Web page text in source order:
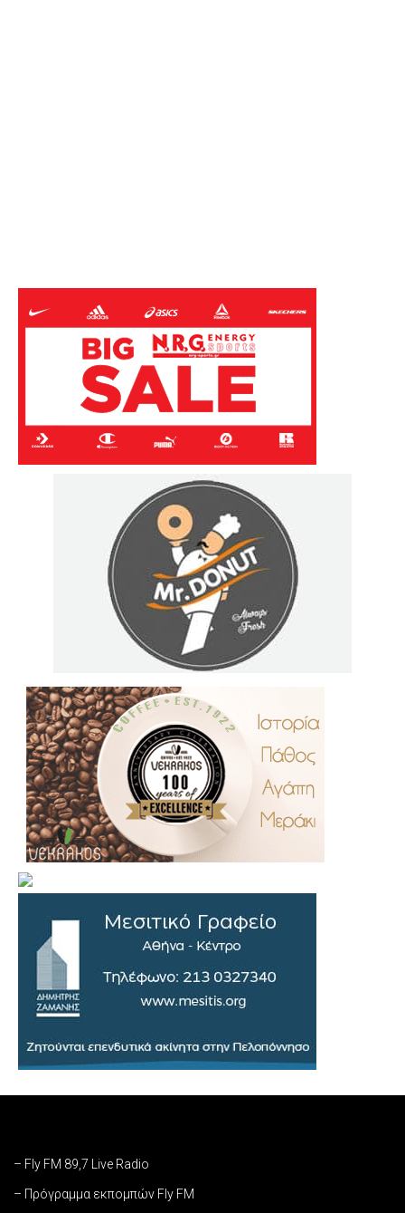
– Fly FM 89,7 Live Radio
– Πρόγραμμα εκπομπών Fly FM